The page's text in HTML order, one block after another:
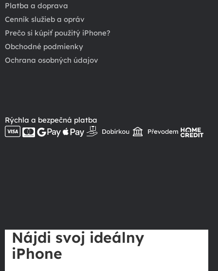
Platba a doprava
Cenník služieb a opráv
Prečo si kúpiť použitý iPhone?
Obchodné podmienky
Ochrana osobných údajov
Rýchla a bezpečná platba
Nájdi svoj ideálny
iPhone